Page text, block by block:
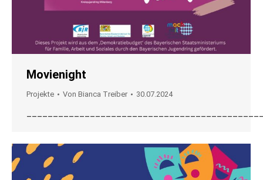
Movienight
Projekte Von Bianca Treiber 30.07.2024